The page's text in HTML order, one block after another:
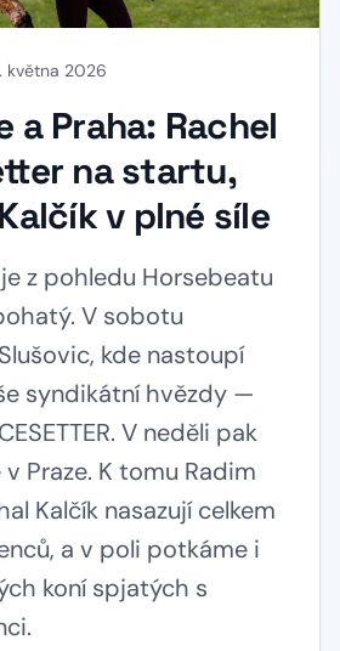
května 2026
a Praha: Rachel
na startu,
v plné síle
z pohledu Horsebeatu
V sobotu
kde nastoupí
syndikátní hvězdy —
V neděli pak
Praze. K tomu Radim
Kalčík nasazují celkem
a v poli potkáme i
koní spjatých s